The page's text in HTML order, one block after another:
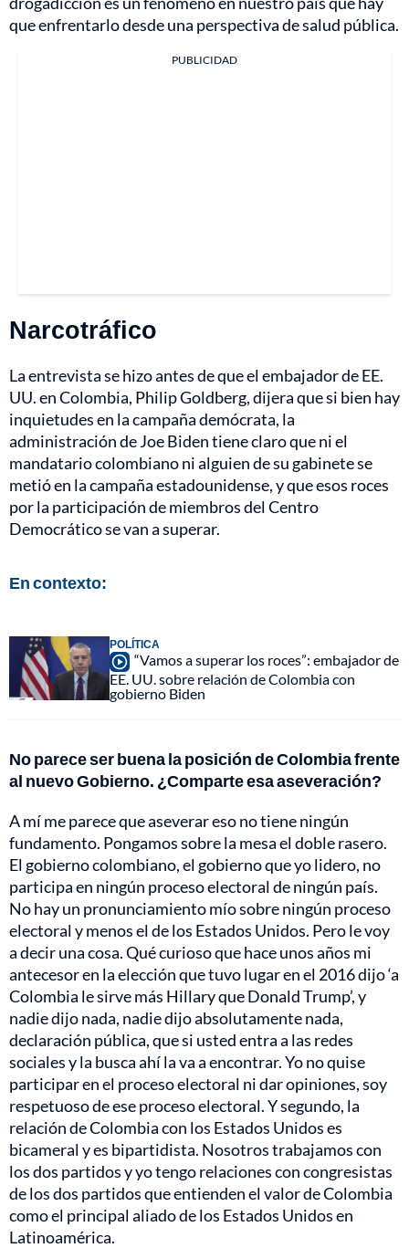
que enfrentarlo desde una perspectiva de salud pública.
PUBLICIDAD
Narcotráfico
La entrevista se hizo antes de que el embajador de EE.
UU. en Colombia, Philip Goldberg, dijera que si bien hay
inquietudes en la campaña demócrata, la
administración de Joe Biden tiene claro que ni el
mandatario colombiano ni alguien de su gabinete se
metió en la campaña estadounidense, y que esos roces
por la participación de miembros del Centro
Democrático se van a superar.
En contexto:
POLÍTICA
“Vamos a superar los roces”: embajador de
EE. UU. sobre relación de Colombia con
gobierno Biden
No parece ser buena la posición de Colombia frente
al nuevo Gobierno. ¿Comparte esa aseveración?
A mí me parece que aseverar eso no tiene ningún
fundamento. Pongamos sobre la mesa el doble rasero.
El gobierno colombiano, el gobierno que yo lidero, no
participa en ningún proceso electoral de ningún país.
No hay un pronunciamiento mío sobre ningún proceso
electoral y menos el de los Estados Unidos. Pero le voy
a decir una cosa. Qué curioso que hace unos años mi
antecesor en la elección que tuvo lugar en el 2016 dijo ‘a
Colombia le sirve más Hillary que Donald Trump’, y
nadie dijo nada, nadie dijo absolutamente nada,
declaración pública, que si usted entra a las redes
sociales y la busca ahí la va a encontrar. Yo no quise
participar en el proceso electoral ni dar opiniones, soy
respetuoso de ese proceso electoral. Y segundo, la
relación de Colombia con los Estados Unidos es
bicameral y es bipartidista. Nosotros trabajamos con
los dos partidos y yo tengo relaciones con congresistas
de los dos partidos que entienden el valor de Colombia
como el principal aliado de los Estados Unidos en
Latinoamérica.